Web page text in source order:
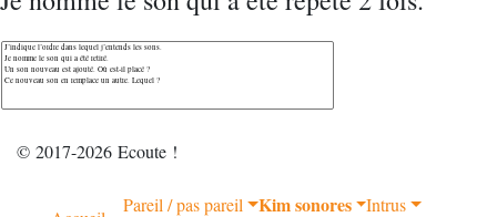
© 2017-2026 Ecoute !
Pareil / pas pareil Kim sonores Intrus